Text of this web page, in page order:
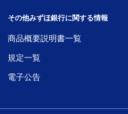
その他みずほ銀行に関する情報
商品概要説明書一覧
規定一覧
電子公告